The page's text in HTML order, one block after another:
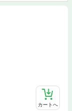
カートへ